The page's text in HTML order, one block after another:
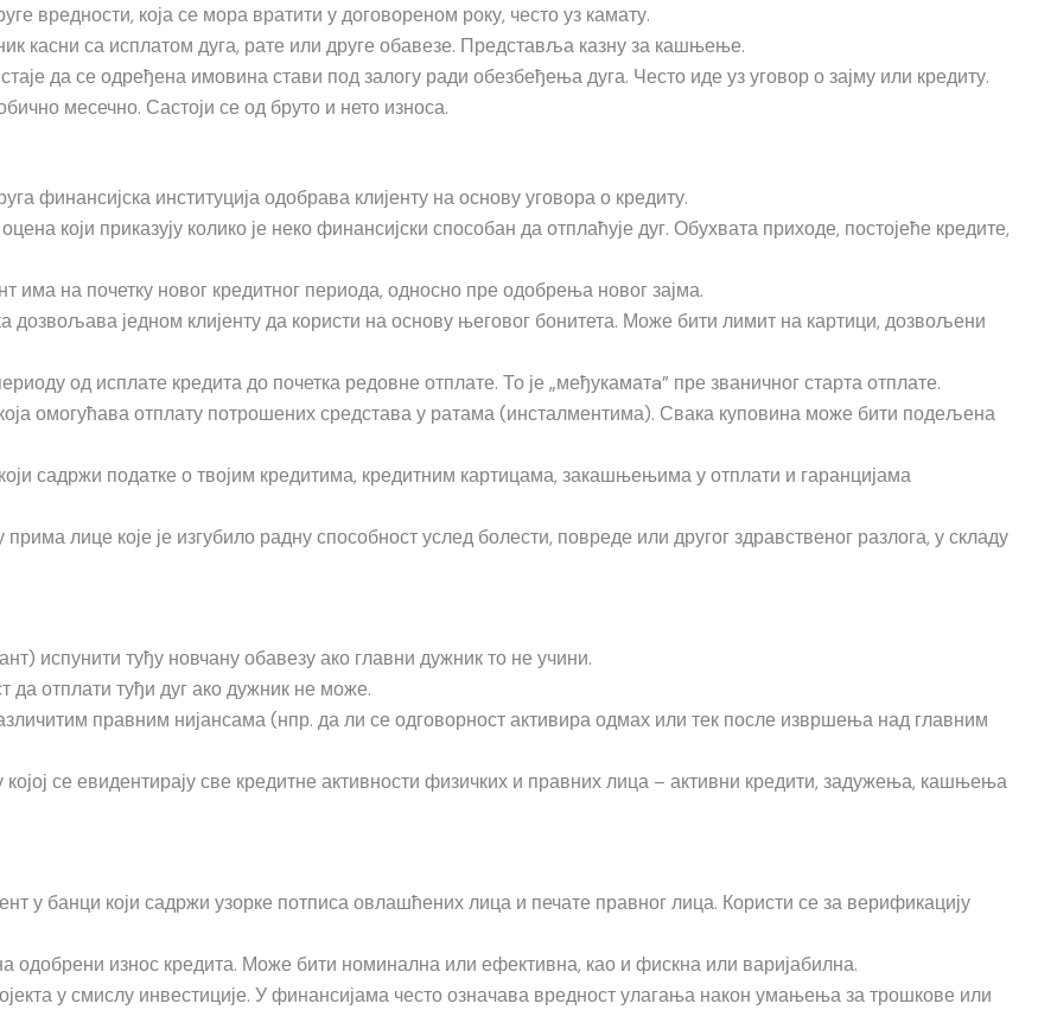
вредности, која се мора вратити у договореном року, често уз камату.
касни са исплатом дуга, рате или друге обавезе. Представља казну за кашњење.
да се одређена имовина стави под залогу ради обезбеђења дуга. Често иде уз уговор о зајму или кредиту.
месечно. Састоји се од бруто и нето износа.
финансијска институција одобрава клијенту на основу уговора о кредиту.
који приказују колико је неко финансијски способан да отплаћује дуг. Обухвата приходе, постојеће кредите,
има на почетку новог кредитног периода, односно пре одобрења новог зајма.
дозвољава једном клијенту да користи на основу његовог бонитета. Може бити лимит на картици, дозвољени
од исплате кредита до почетка редовне отплате. То је „међукаматa” пре званичног старта отплате.
омогућава отплату потрошених средстава у ратама (инсталментима). Свака куповина може бити подељена
садржи податке о твојим кредитима, кредитним картицама, закашњењима у отплати и гаранцијама
лице које је изгубило радну способност услед болести, повреде или другог здравственог разлога, у складу
испунити туђу новчану обавезу ако главни дужник то не учини.
да отплати туђи дуг ако дужник не може.
правним нијансама (нпр. да ли се одговорност активира одмах или тек после извршења над главним
се евидентирају све кредитне активности физичких и правних лица – активни кредити, задужења, кашњења
у банци који садржи узорке потписа овлашћених лица и печате правног лица. Користи се за верификацију
одобрени износ кредита. Може бити номинална или ефективна, као и фискна или варијабилна.
у смислу инвестиције. У финансијама често означава вредност улагања након умањења за трошкове или